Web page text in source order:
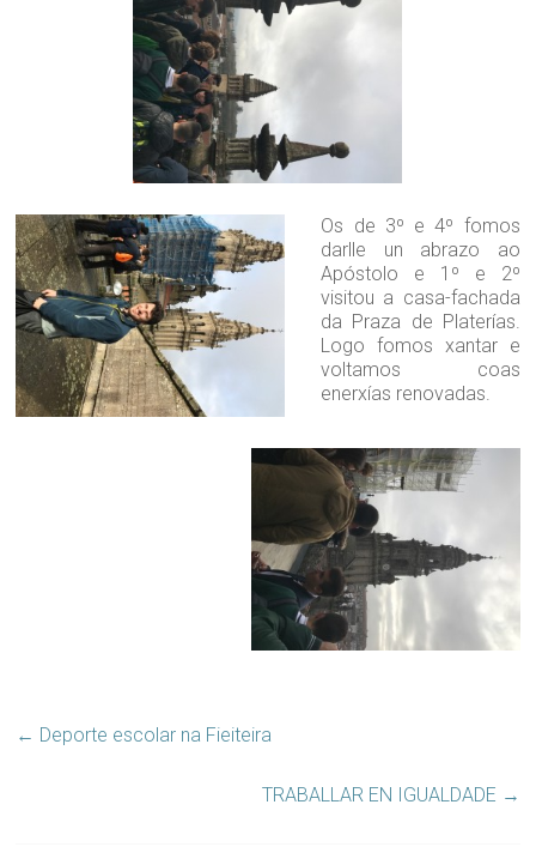
Os de 3º e 4º fomos
darlle un abrazo ao
Apóstolo e 1º e 2º
visitou a casa-fachada
da Praza de Platerías.
Logo fomos xantar e
voltamos coas
enerxías renovadas.
← Deporte escolar na Fieiteira
TRABALLAR EN IGUALDADE →